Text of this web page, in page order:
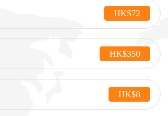
HK$72
HK$350
HK$8